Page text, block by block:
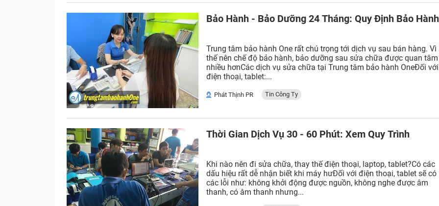
Bảo Hành - Bảo Dưỡng 24 Tháng: Quy Định Bảo Hành
Trung tâm bảo hành One rất chú trọng tới dịch vụ sau bán hàng. Vì
thế nên chế độ bảo hành, bảo dưỡng sau sửa chữa được quan tâm
nhiều hơnCác dịch vụ sửa chữa tại Trung tâm bảo hành OneĐối với
điện thoại, tablet:...
Phát Thịnh PR Tin Công Ty
Thời Gian Dịch Vụ 30 - 60 Phút: Xem Quy Trình
Khi nào nên đi sửa chữa, thay thế điện thoại, laptop, tablet?Có các
dấu hiệu rất dễ nhận biết khi máy hưĐối với điện thoại, tablet sẽ có
các lỗi như: không khởi động được nguồn, không nghe được âm
thanh, có âm thanh nhưng...